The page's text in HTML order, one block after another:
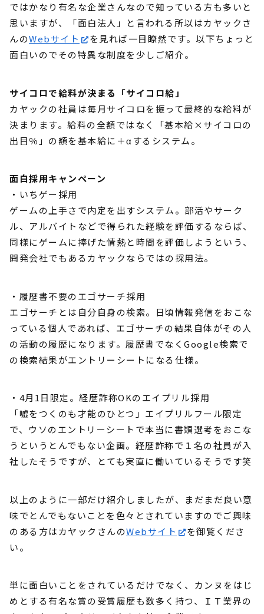
ではかなり有名な企業さんなので知っている方も多いと
思いますが、「面白法人」と言われる所以はカヤックさ
んのWebサイト
を見れば一目瞭然です。以下ちょっと
面白いのでその特異な制度を少しご紹介。
サイコロで給料が決まる「サイコロ給」
カヤックの社員は毎月サイコロを振って最終的な給料が
決まります。給料の全額ではなく「基本給×サイコロの
出目％」の額を基本給に＋αするシステム。
面白採用キャンペーン
・いちゲー採用
ゲームの上手さで内定を出すシステム。部活やサーク
ル、アルバイトなどで得られた経験を評価するならば、
同様にゲームに捧げた情熱と時間を評価しようという、
開発会社でもあるカヤックならではの採用法。
・履歴書不要のエゴサーチ採用
エゴサーチとは自分自身の検索。日頃情報発信をおこな
っている個人であれば、エゴサーチの結果自体がその人
の活動の履歴になります。履歴書でなくGoogle検索で
の検索結果がエントリーシートになる仕様。
・4月1日限定。経歴詐称OKのエイプリル採用
「嘘をつくのも才能のひとつ」エイプリルフール限定
で、ウソのエントリーシートで本当に書類選考をおこな
うというとんでもない企画。経歴詐称で１名の社員が入
社したそうですが、とても実直に働いているそうです笑
以上のように一部だけ紹介しましたが、まだまだ良い意
味でとんでもないことを色々とされていますのでご興味
のある方はカヤックさんのWebサイト
を御覧くださ
い。
単に面白いことをされているだけでなく、カンヌをはじ
めとする有名な賞の受賞履歴も数多く持つ、ＩＴ業界の